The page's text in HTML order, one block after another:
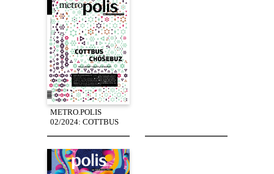
METRO.POLIS
02/2024: COTTBUS